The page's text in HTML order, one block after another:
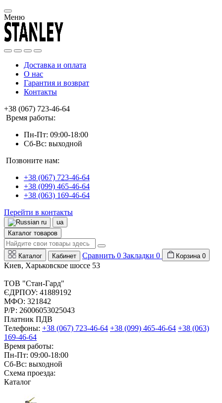
Меню
Доставка и оплата
О нас
Гарантия и возврат
Контакты
+38 (067) 723-46-64
Время работы:
Пн-Пт: 09:00-18:00
Сб-Вс: выходной
Позвоните нам:
+38 (067) 723-46-64
+38 (099) 465-46-64
+38 (063) 169-46-64
Перейти в контакты
ru
ua
Каталог товаров
Каталог Кабинет Сравнить 0 Закладки 0 Корзина 0
Киев, Харьковское шоссе 53
ТОВ "Стан-Гард"
ЄДРПОУ: 41889192
МФО: 321842
Р/Р: 26006053025043
Платник ПДВ
Телефоны: +38 (067) 723-46-64 +38 (099) 465-46-64 +38 (063)
169-46-64
Время работы:
Пн-Пт: 09:00-18:00
Сб-Вс: выходной
Схема проезда:
Каталог